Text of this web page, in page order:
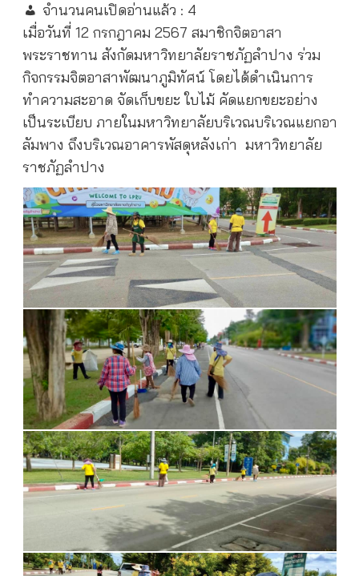
จำนวนคนเปิดอ่านแล้ว : 4
เมื่อวันที่ 12 กรกฎาคม 2567 สมาชิกจิตอาสา
พระราชทาน สังกัดมหาวิทยาลัยราชภัฏลำปาง ร่วม
กิจกรรมจิตอาสาพัฒนาภูมิทัศน์ โดยได้ดำเนินการ
ทำความสะอาด จัดเก็บขยะ ใบไม้ คัดแยกขยะอย่าง
เป็นระเบียบ ภายในมหาวิทยาลัยบริเวณบริเวณแยกอา
ลัมพาง ถึงบริเวณอาคารพัสดุหลังเก่า มหาวิทยาลัย
ราชภัฏลำปาง